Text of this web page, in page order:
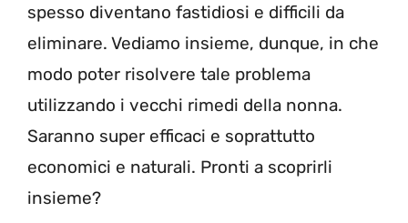
spesso diventano fastidiosi e difficili da
eliminare. Vediamo insieme, dunque, in che
modo poter risolvere tale problema
utilizzando i vecchi rimedi della nonna.
Saranno super efficaci e soprattutto
economici e naturali. Pronti a scoprirli
insieme?